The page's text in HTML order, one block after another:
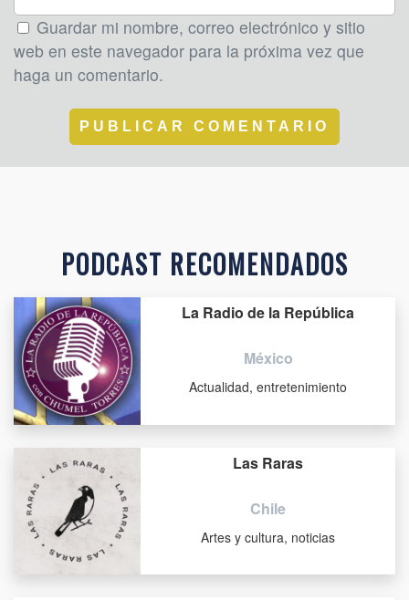
Guardar mi nombre, correo electrónico y sitio
web en este navegador para la próxima vez que
haga un comentario.
PODCAST RECOMENDADOS
La Radio de la República
México
Actualidad, entretenimiento
Las Raras
Chile
Artes y cultura, noticias